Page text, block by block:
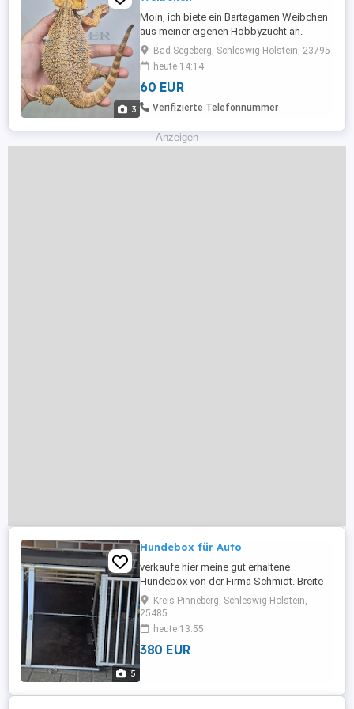
3
Moin, ich biete ein Bartagamen Weibchen
aus meiner eigenen Hobbyzucht an.
Geschlüpft ist sie 04.2025 und entwickelt
sich prima. Ihre Färbung & Genetik nennt
sich: Wildfarbend, ohne jegliche
zusätzliche Genetik. Diese kleine
Bartagame wurde ausgesetzt und ich
aufgepäppelt. ...
Bad Segeberg, Schleswig-Holstein, 23795
heute 14:14
60 EUR
Verifizierte Telefonnummer
Anzeigen
5
Hundebox für Auto
verkaufe hier meine gut erhaltene
Hundebox von der Firma Schmidt. Breite
75 cm,Tiefe 93 cm, Höhe 638cm.
Kreis Pinneberg, Schleswig-Holstein,
25485
heute 13:55
380 EUR